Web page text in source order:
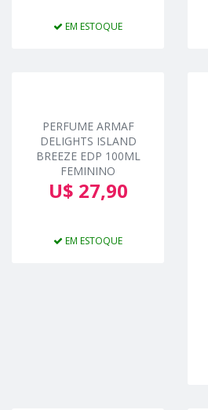
EM ESTOQUE
PERFUME ARMAF
DELIGHTS ISLAND
BREEZE EDP 100ML
FEMININO
U$ 27,90
EM ESTOQUE